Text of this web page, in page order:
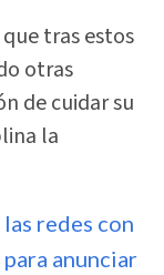
tras estos
otras
de cuidar su
la
redes con
anunciar